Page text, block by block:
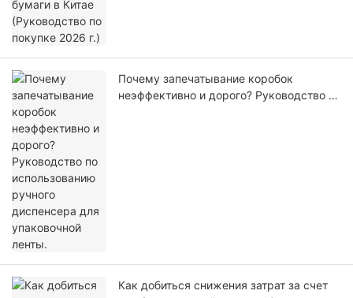
Почему запечатывание коробок
неэффективно и дорого? Руководство по
Как добиться снижения затрат за счет